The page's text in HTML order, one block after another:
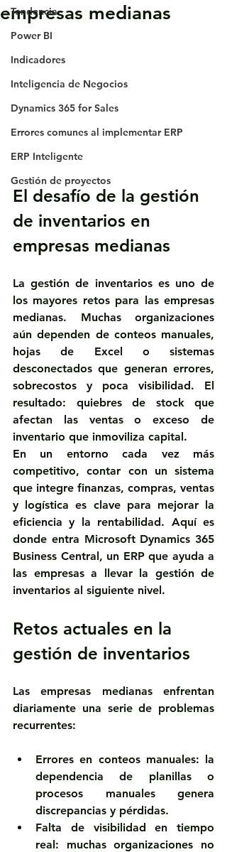
Tendencia
Power BI
Indicadores
Inteligencia de Negocios
Dynamics 365 for Sales
Errores comunes al implementar ERP
ERP Inteligente
Gestión de proyectos
empresas medianas
El desafío de la gestión
de inventarios en
empresas medianas
La gestión de inventarios es uno de
los mayores retos para las empresas
medianas. Muchas organizaciones
aún dependen de conteos manuales,
hojas de Excel o sistemas
desconectados que generan errores,
sobrecostos y poca visibilidad. El
resultado: quiebres de stock que
afectan las ventas o exceso de
inventario que inmoviliza capital.
En un entorno cada vez más
competitivo, contar con un sistema
que integre finanzas, compras, ventas
y logística es clave para mejorar la
eficiencia y la rentabilidad. Aquí es
donde entra Microsoft Dynamics 365
Business Central, un ERP que ayuda a
las empresas a llevar la gestión de
inventarios al siguiente nivel.
Retos actuales en la
gestión de inventarios
Las empresas medianas enfrentan
diariamente una serie de problemas
recurrentes:
Errores en conteos manuales: la
dependencia de planillas o
procesos manuales genera
discrepancias y pérdidas.
Falta de visibilidad en tiempo
real: muchas organizaciones no